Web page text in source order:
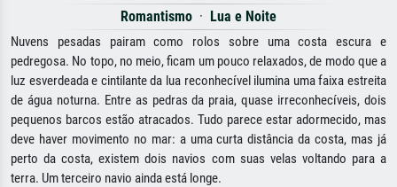
Romantismo · Lua e Noite
Nuvens pesadas pairam como rolos sobre uma costa escura e
pedregosa. No topo, no meio, ficam um pouco relaxados, de modo que a
luz esverdeada e cintilante da lua reconhecível ilumina uma faixa estreita
de água noturna. Entre as pedras da praia, quase irreconhecíveis, dois
pequenos barcos estão atracados. Tudo parece estar adormecido, mas
deve haver movimento no mar: a uma curta distância da costa, mas já
perto da costa, existem dois navios com suas velas voltando para a
terra. Um terceiro navio ainda está longe.